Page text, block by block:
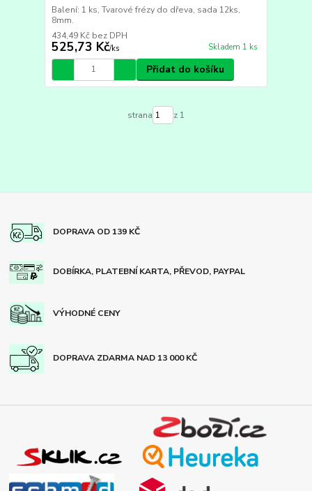
Balení: 1 ks, Tvarové frézy do dřeva, sada 12ks,
8mm.
525,73 Kč/ks
434,49 Kč bez DPH
Skladem 1 ks
Přidat do košíku
strana z 1
DOPRAVA OD 139 KČ
DOBÍRKA, PLATEBNÍ KARTA, PŘEVOD, PAYPAL
VÝHODNÉ CENY
DOPRAVA ZDARMA NAD 13 000 KČ